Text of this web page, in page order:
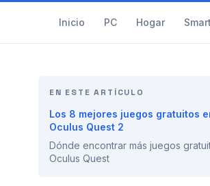
Inicio PC Hogar
EN ESTE ARTÍCULO
Los 8 mejores juegos gratuitos
Oculus Quest 2
Dónde encontrar más juegos
Oculus Quest